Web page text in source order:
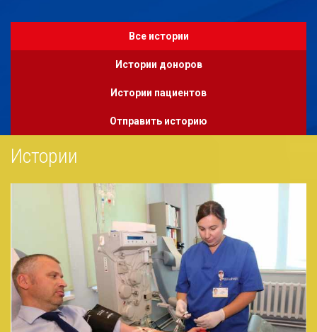
Все истории
Истории доноров
Истории пациентов
Отправить историю
Истории